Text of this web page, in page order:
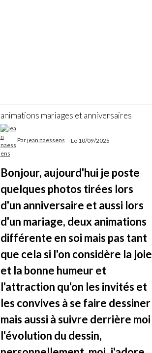
animations mariages et anniversaires
Parjean naessens Le 10/09/2025
Bonjour, aujourd'hui je poste
quelques photos tirées lors
d'un anniversaire et aussi lors
d'un mariage, deux animations
différente en soi mais pas tant
que cela si l'on considère la joie
et la bonne humeur et
l'attraction qu'on les invités et
les convives à se faire dessiner
mais aussi à suivre derrière moi
l'évolution du dessin,